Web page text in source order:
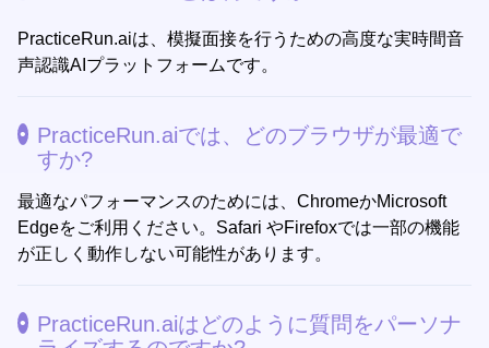
PracticeRun.aiは、模擬面接を行うための高度な実時間音
声認識AIプラットフォームです。
PracticeRun.aiでは、どのブラウザが最適で
すか?
最適なパフォーマンスのためには、ChromeかMicrosoft
Edgeをご利用ください。Safari やFirefoxでは一部の機能
が正しく動作しない可能性があります。
PracticeRun.aiはどのように質問をパーソナ